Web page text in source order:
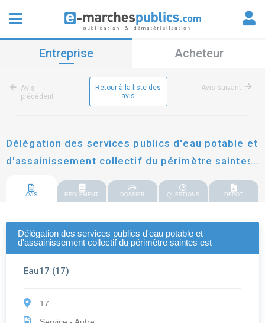
Entreprise Acheteur
Avis
précédent
Retour à la liste des
avis
Avis suivant
Délégation des services publics d'eau potable et
d'assainissement collectif du périmètre saintes
AVIS REGLEMENT DOSSIER QUESTIONS DEPOT
Délégation des services publics d'eau potable et
d'assainissement collectif du périmètre saintes est
Eau17 (17)
17